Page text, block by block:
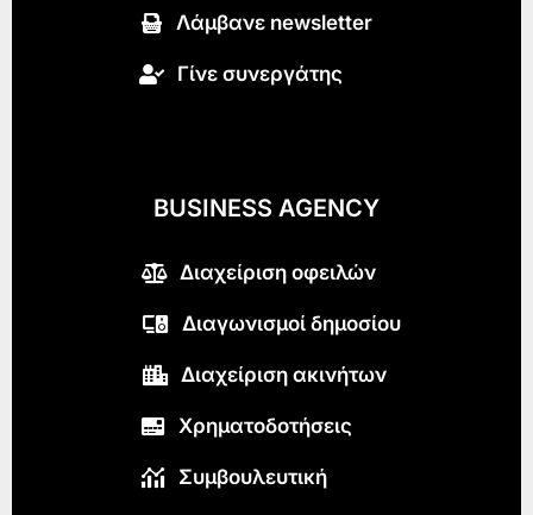
Λάμβανε newsletter
Γίνε συνεργάτης
BUSINESS AGENCY
Διαχείριση οφειλών
Διαγωνισμοί δημοσίου
Διαχείριση ακινήτων
Χρηματοδοτήσεις
Συμβουλευτική